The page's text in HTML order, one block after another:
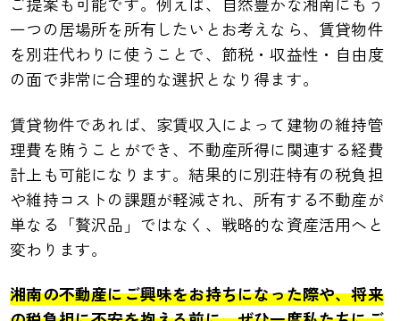
一つの居場所を所有したいとお考えなら、賃貸物件
を別荘代わりに使うことで、節税・収益性・自由度
の面で非常に合理的な選択となり得ます。
賃貸物件であれば、家賃収入によって建物の維持管
理費を賄うことができ、不動産所得に関連する経費
計上も可能になります。結果的に別荘特有の税負担
や維持コストの課題が軽減され、所有する不動産が
単なる「贅沢品」ではなく、戦略的な資産活用へと
変わります。
湘南の不動産にご興味をお持ちになった際や、将来